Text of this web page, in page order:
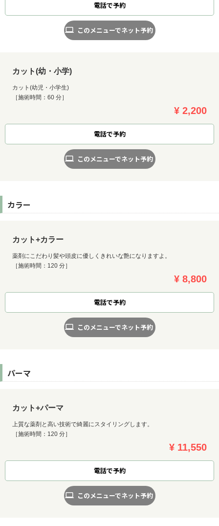
電話で予約
このメニューでネット予約
カット(幼・小学)
カット(幼児・小学生)
［施術時間：60 分］
¥ 2,200
電話で予約
このメニューでネット予約
カラー
カット+カラー
薬剤にこだわり髪や頭皮に優しくきれいな艶になりますよ。
［施術時間：120 分］
¥ 8,800
電話で予約
このメニューでネット予約
パーマ
カット+パーマ
上質な薬剤と高い技術で綺麗にスタイリングします。
［施術時間：120 分］
¥ 11,550
電話で予約
このメニューでネット予約